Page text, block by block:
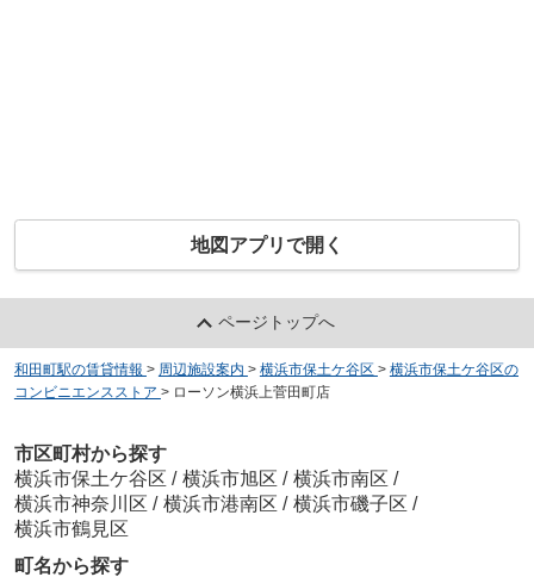
地図アプリで開く
ページトップへ
和田町駅の賃貸情報 > 周辺施設案内 > 横浜市保土ケ谷区 > 横浜市保土ケ谷区の
コンビニエンスストア > ローソン横浜上菅田町店
市区町村から探す
横浜市保土ケ谷区 / 横浜市旭区 / 横浜市南区 /
横浜市神奈川区 / 横浜市港南区 / 横浜市磯子区 /
横浜市鶴見区
町名から探す